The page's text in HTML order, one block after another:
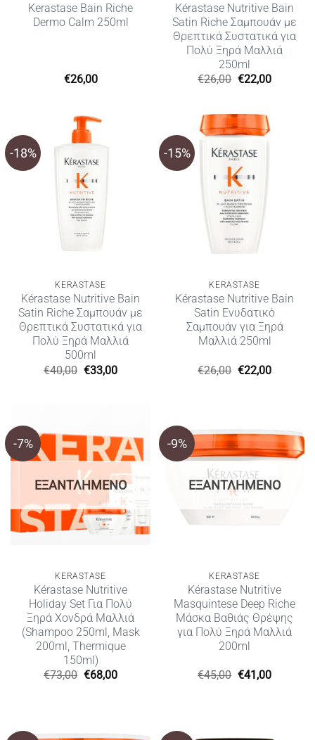
Kerastase Bain Riche
Dermo Calm 250ml
€26,00
Kérastase Nutritive Bain
Satin Riche Σαμπουάν με
Θρεπτικά Συστατικά για
Πολύ Ξηρά Μαλλιά
250ml
€26,00 Original
price
€22,00Η
-18%
KERASTASE
Kérastase Nutritive Bain
Satin Riche Σαμπουάν με
Θρεπτικά Συστατικά για
Πολύ Ξηρά Μαλλιά
500ml
€40,00 Original
price
€33,00Η
-15%
KERASTASE
Kérastase Nutritive Bain
Satin Ενυδατικό
Σαμπουάν για Ξηρά
Μαλλιά 250ml
€26,00 Original
price
€22,00Η
-7%
ΕΞΑΝΤΛΗΜΈΝΟ
KERASTASE
Kérastase Nutritive
Holiday Set Για Πολύ
Ξηρά Χονδρά Μαλλιά
(Shampoo 250ml, Mask
200ml, Thermique
150ml)
€73,00 Original
€68,00Η
-9%
ΕΞΑΝΤΛΗΜΈΝΟ
KERASTASE
Kérastase Nutritive
Masquintese Deep Riche
Μάσκα Βαθιάς Θρέψης
για Πολύ Ξηρά Μαλλιά
200ml
€45,00 Original
€41,00Η